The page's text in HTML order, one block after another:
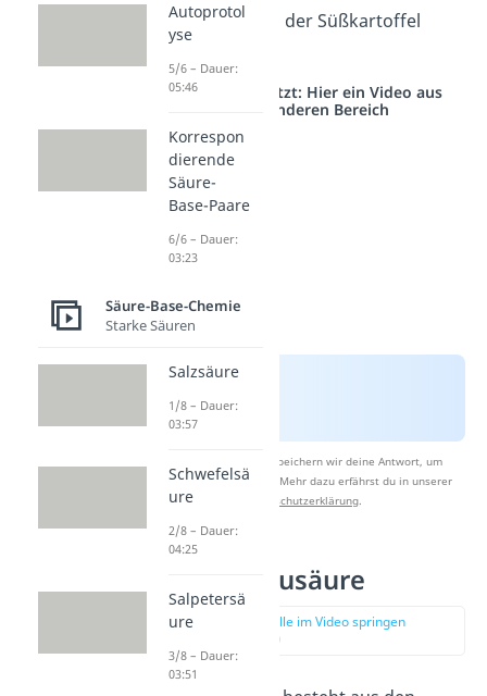
Einige Sorten der Süßkartoffel
Studyflix vernetzt: Hier ein Video aus
einem anderen Bereich
Nach Beantwortung speichern wir deine Antwort, um
Studyflix zu verbessern. Mehr dazu erfährst du in unserer
Datenschutzerklärung.
Aufbau Blausäure
zur Stelle im Video springen
(02:46)
Autoprotol
yse
5/6 – Dauer:
05:46
Korrespon
dierende
Säure-
Base-Paare
6/6 – Dauer:
03:23
Säure-Base-Chemie
Starke Säuren
Salzsäure
1/8 – Dauer:
03:57
Schwefelsä
ure
2/8 – Dauer:
04:25
Salpetersä
ure
3/8 – Dauer:
03:51